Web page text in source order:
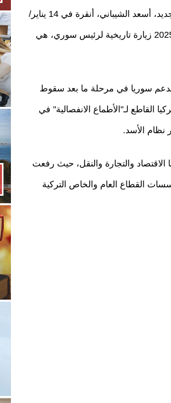
الزيارات رفيعة المستوى بين البلدين، حيث زار وزير خارجية سوريا الجديد، أسعد الشيباني، أنقرة في 14 يناير/
كانون الثاني 2025، بينما شهدت العاصمة التركية يوم 4 فبراير/شباط 2025 زيارة تاريخية لرئيس سوري، هي
بدعم سوريا في مرحلة ما بعد سقوط
القاطع لـ"الأطماع الانفصالية" في
نظام الأسد.
والتجارة والنقل، حيث رفعت
القطاع العام والخاص التركية